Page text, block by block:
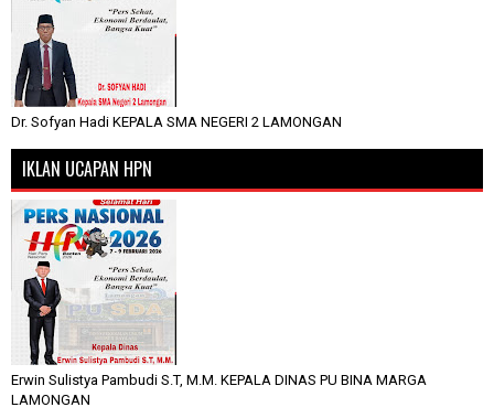
Dr. Sofyan Hadi KEPALA SMA NEGERI 2 LAMONGAN
IKLAN UCAPAN HPN
Erwin Sulistya Pambudi S.T, M.M. KEPALA DINAS PU BINA MARGA
LAMONGAN